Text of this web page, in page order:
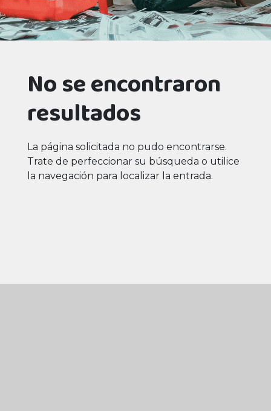
No se encontraron
resultados
La página solicitada no pudo encontrarse.
Trate de perfeccionar su búsqueda o utilice
la navegación para localizar la entrada.